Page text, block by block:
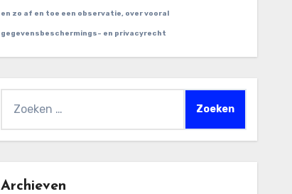
en zo af en toe een observatie, over vooral
gegevensbeschermings- en privacyrecht
naar:
Archieven